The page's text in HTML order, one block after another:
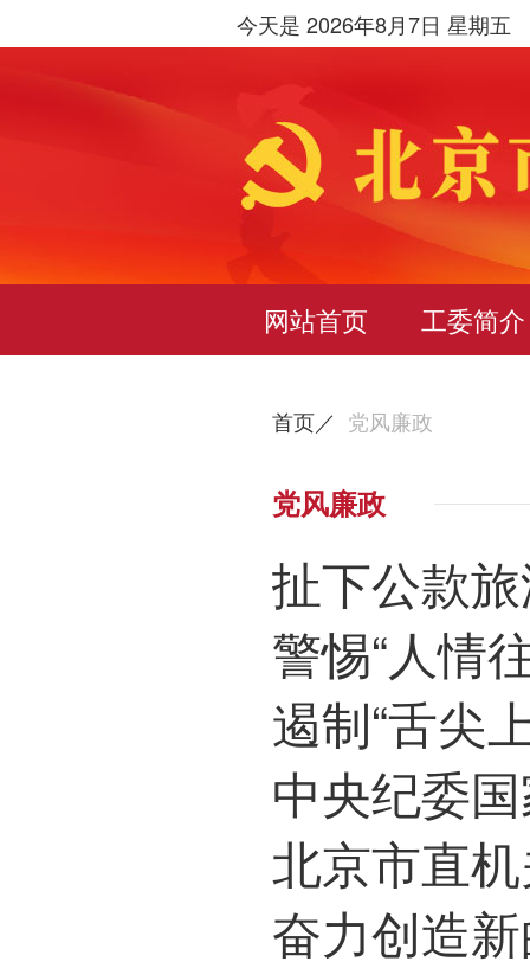
今天是 2026年8月7日 星期五
网站首页 工委简介
首页／ 党风廉政
党风廉政
扯下公款旅
警惕“人情
遏制“舌尖
中央纪委国家监
北京市直机
奋力创造新的历史